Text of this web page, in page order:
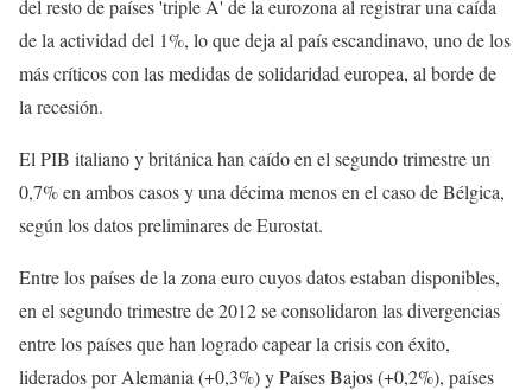
del resto de países 'triple A' de la eurozona al registrar una caída
de la actividad del 1%, lo que deja al país escandinavo, uno de los
más críticos con las medidas de solidaridad europea, al borde de
la recesión.
El PIB italiano y británica han caído en el segundo trimestre un
0,7% en ambos casos y una décima menos en el caso de Bélgica,
según los datos preliminares de Eurostat.
Entre los países de la zona euro cuyos datos estaban disponibles,
en el segundo trimestre de 2012 se consolidaron las divergencias
entre los países que han logrado capear la crisis con éxito,
liderados por Alemania (+0,3%) y Países Bajos (+0,2%), países